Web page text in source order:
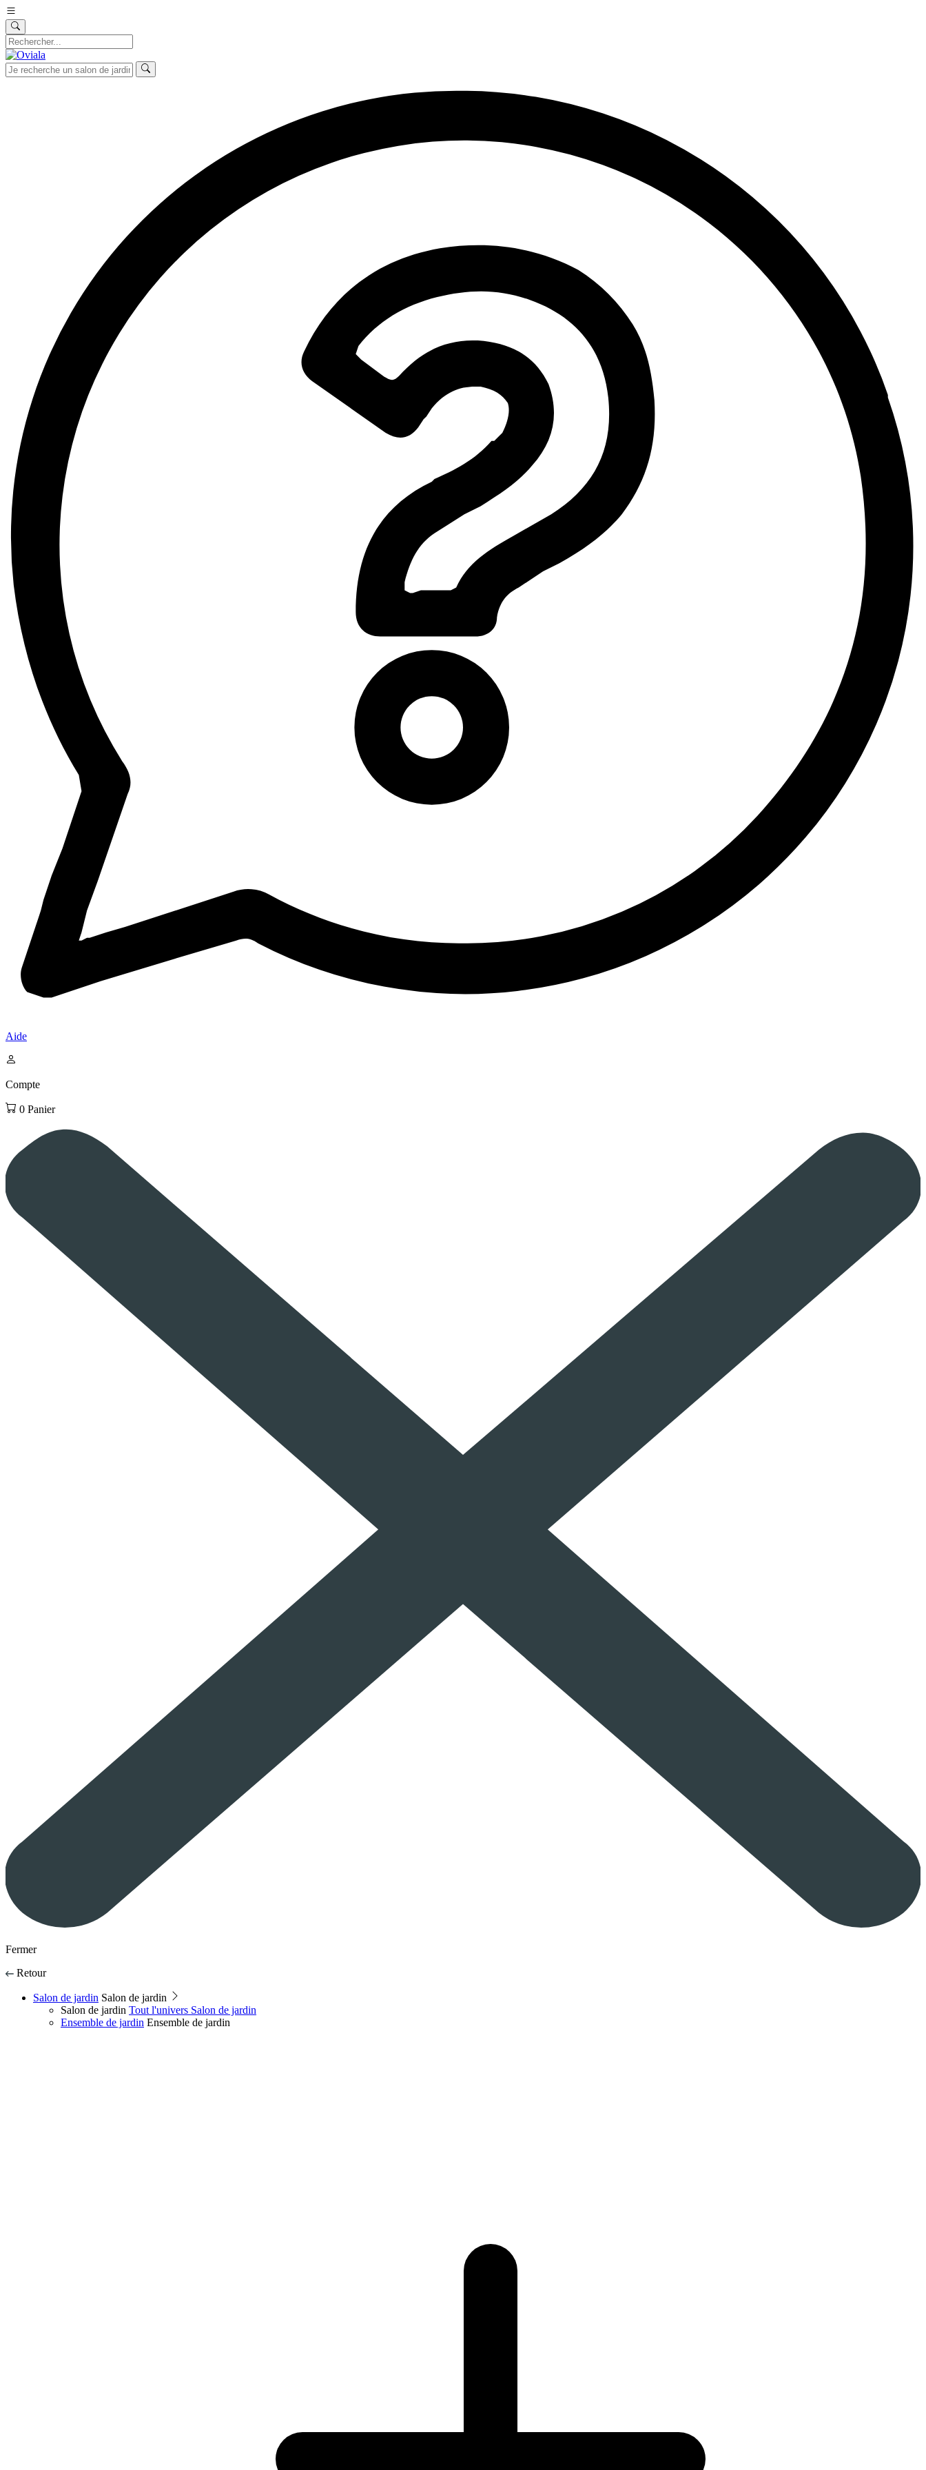
Aide
Compte
0 Panier
Fermer
Retour
Salon de jardin Salon de jardin
Salon de jardin Tout l'univers Salon de jardin
Ensemble de jardin Ensemble de jardin